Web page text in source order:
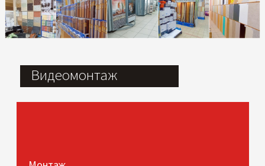
Видеомонтаж